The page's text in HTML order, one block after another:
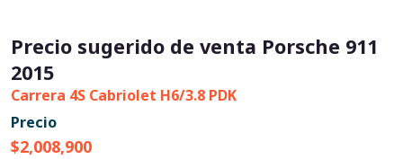
Precio sugerido de venta Porsche 911
2015
Carrera 4S Cabriolet H6/3.8 PDK
Precio
$2,008,900